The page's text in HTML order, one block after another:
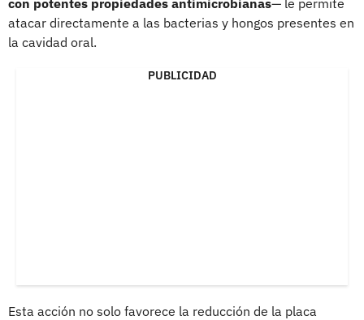
atacar directamente a las bacterias y hongos presentes en
la cavidad oral.
PUBLICIDAD
Esta acción no solo favorece la reducción de la placa